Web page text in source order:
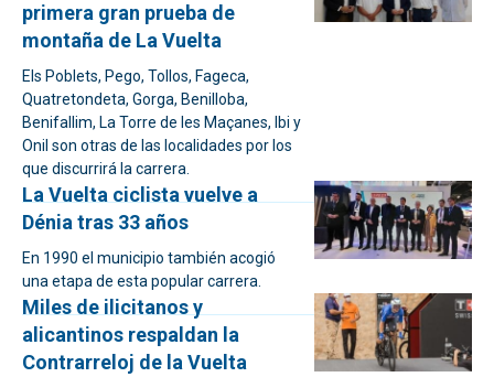
primera gran prueba de
montaña de La Vuelta
Els Poblets, Pego, Tollos, Fageca,
Quatretondeta, Gorga, Benilloba,
Benifallim, La Torre de les Maçanes, Ibi y
Onil son otras de las localidades por los
que discurrirá la carrera.
La Vuelta ciclista vuelve a
Dénia tras 33 años
En 1990 el municipio también acogió
una etapa de esta popular carrera.
Miles de ilicitanos y
alicantinos respaldan la
Contrarreloj de la Vuelta